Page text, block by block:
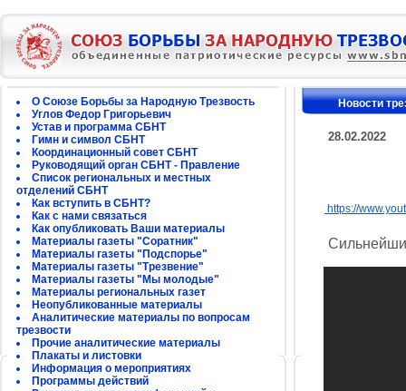
О Союзе Борьбы за Народную Трезвость
Углов Федор Григорьевич
Устав и программа СБНТ
Гимн и символ СБНТ
Координационный совет СБНТ
Руководящий орган СБНТ - Правление
Список региональных и местных
отделений СБНТ
Как вступить в СБНТ?
Как с нами связаться
Как опубликовать Ваши материалы
Материалы газеты "Соратник"
Материалы газеты "Подспорье"
Материалы газеты "Трезвение"
Материалы газеты "Мы молодые"
Материалы региональных газет
Неопубликованные материалы
Аналитические материалы по вопросам
трезвости
Прочие аналитические материалы
Плакаты и листовки
Информация о мероприятиях
Программы действий
Новости
28.02.2022
https://
Сильнейший